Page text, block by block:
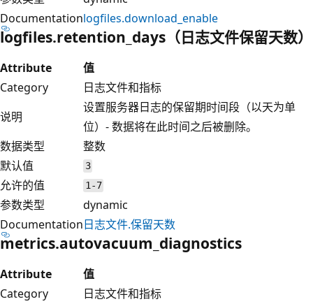
Documentationlogfiles.download_enable
logfiles.retention_days（日志文件保留天数）
Attribute
值
Category
日志文件和指标
说明
设置服务器日志的保留期时间段（以天为单
位）- 数据将在此时间之后被删除。
数据类型
整数
默认值
3
允许的值 1-7
参数类型
dynamic
Documentation日志文件.保留天数
metrics.autovacuum_diagnostics
Attribute
值
Category
日志文件和指标